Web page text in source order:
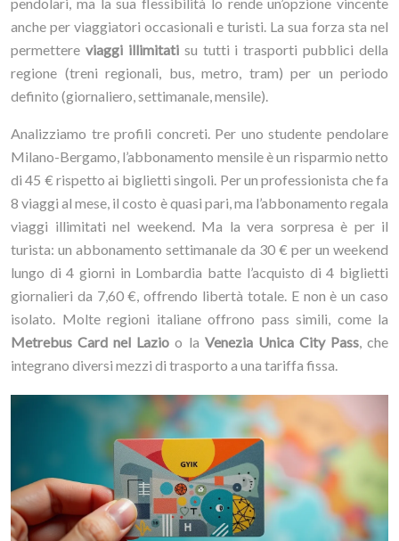
anche per viaggiatori occasionali e turisti. La sua forza sta nel
permettere viaggi illimitatisu tutti i trasporti pubblici della
regione (treni regionali, bus, metro, tram) per un periodo
definito (giornaliero, settimanale, mensile).
Analizziamo tre profili concreti. Per uno studente pendolare
Milano-Bergamo, l’abbonamento mensile è un risparmio netto
di 45 € rispetto ai biglietti singoli. Per un professionista che fa
8 viaggi al mese, il costo è quasi pari, ma l’abbonamento regala
viaggi illimitati nel weekend. Ma la vera sorpresa è per il
turista: un abbonamento settimanale da 30 € per un weekend
lungo di 4 giorni in Lombardia batte l’acquisto di 4 biglietti
giornalieri da 7,60 €, offrendo libertà totale. E non è un caso
isolato. Molte regioni italiane offrono pass simili, come la
Metrebus Card nel Lazio o la Venezia Unica City Pass, che
integrano diversi mezzi di trasporto a una tariffa fissa.